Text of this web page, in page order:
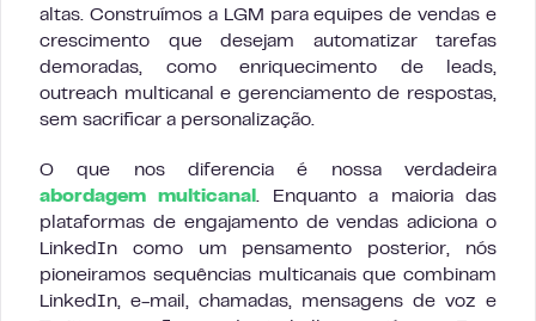
altas. Construímos a LGM para equipes de vendas e
crescimento que desejam automatizar tarefas
demoradas, como enriquecimento de leads,
outreach multicanal e gerenciamento de respostas,
sem sacrificar a personalização.
O que nos diferencia é nossa verdadeira
abordagem multicanal. Enquanto a maioria das
plataformas de engajamento de vendas adiciona o
LinkedIn como um pensamento posterior, nós
pioneiramos sequências multicanais que combinam
LinkedIn, e-mail, chamadas, mensagens de voz e